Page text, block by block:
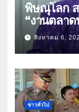
พิษณุโลก ส
“งานตลา
“เกษตรรุ่ง
ประโยชน์
คู่ธุรกิจดัน
สิงหาคม 6,
ข่าวทั่วไป